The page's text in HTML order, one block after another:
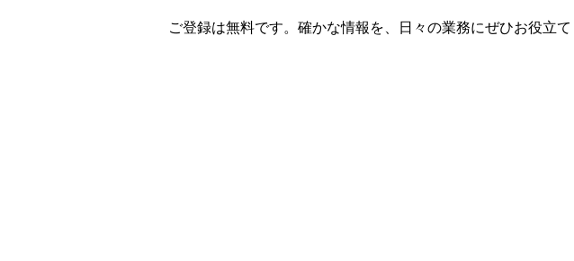
ご登録は無料です。確かな情報を、日々の業務にぜひお役立て